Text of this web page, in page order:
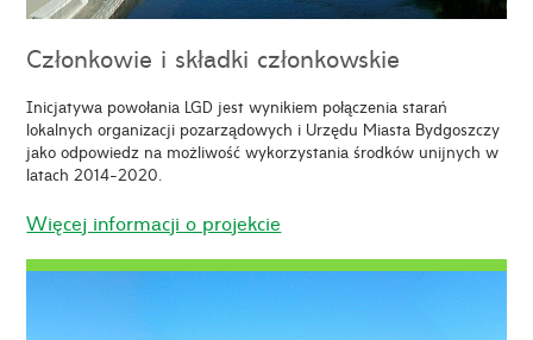
Członkowie i składki członkowskie
Inicjatywa powołania LGD jest wynikiem połączenia starań
lokalnych organizacji pozarządowych i Urzędu Miasta Bydgoszczy
jako odpowiedz na możliwość wykorzystania środków unijnych w
latach 2014-2020.
Więcej informacji o projekcie